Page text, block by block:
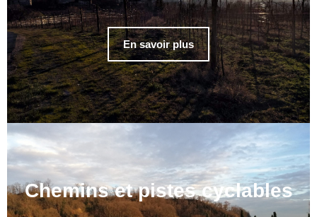
En savoir plus
Chemins et pistes cyclables